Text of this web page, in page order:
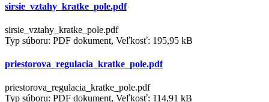
sirsie_vztahy_kratke_pole.pdf
sirsie_vztahy_kratke_pole.pdf
Typ súboru: PDF dokument, Veľkosť: 195,95 kB
priestorova_regulacia_kratke_pole.pdf
priestorova_regulacia_kratke_pole.pdf
Typ súboru: PDF dokument, Veľkosť: 114,91 kB